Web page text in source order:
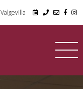
Valgevilla